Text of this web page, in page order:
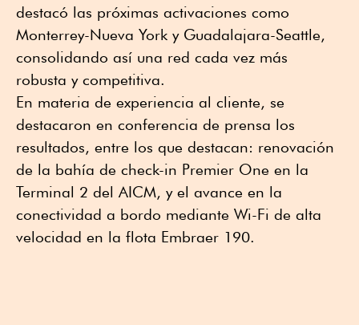
destacó las próximas activaciones como
Monterrey-Nueva York y Guadalajara-Seattle,
consolidando así una red cada vez más
robusta y competitiva.
En materia de experiencia al cliente, se
destacaron en conferencia de prensa los
resultados, entre los que destacan: renovación
de la bahía de check-in Premier One en la
Terminal 2 del AICM, y el avance en la
conectividad a bordo mediante Wi-Fi de alta
velocidad en la flota Embraer 190.